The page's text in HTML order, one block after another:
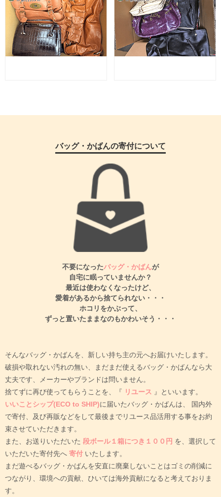
バッグ・かばんの寄付について
不要になったバッグ・かばんが
自宅に眠っていませんか？
最近は使わなくなったけど、
愛着があるから捨てられない・・・
ホコリをかぶって、
ずっと置いたままなのもかわいそう・・・
そんなバッグ・かばんを、新しい持ち主の元へお届けいたします。
破損や取れない汚れの無い、まだまだ使えるバッグ・かばんなら大
丈夫です、メーカーやブランドは問いません。
捨てずに再び使ってもらうことを、『 リユース 』といいます。
いいことシップ(ECO to SHIP)に届いたバッグ・かばんは、
国内外
で寄付、及び再販などをして最後までリユース品活用する事をお約
束させていただきます。
また、お送りいただいた 段ボール１箱につき１００円 を、選択して
いただいた寄付先へ 寄付 いたします。
まだ遊べるバッグ・かばんを安直に廃棄しないことはゴミの削減に
つながり、環境への貢献、ひいては海外貢献になると考えておりま
す。